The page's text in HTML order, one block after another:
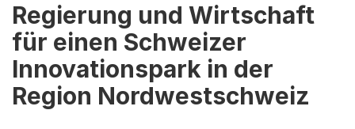
Regierung und Wirtschaft
für einen Schweizer
Innovationspark in der
Region Nordwestschweiz